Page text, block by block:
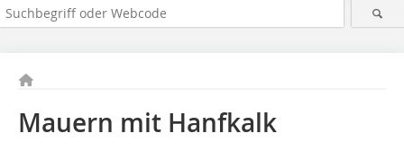
Mauern mit Hanfkalk